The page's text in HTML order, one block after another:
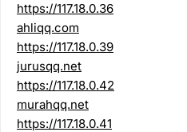
https://117.18.0.36
ahliqq.com
https://117.18.0.39
jurusqq.net
https://117.18.0.42
murahqq.net
https://117.18.0.41